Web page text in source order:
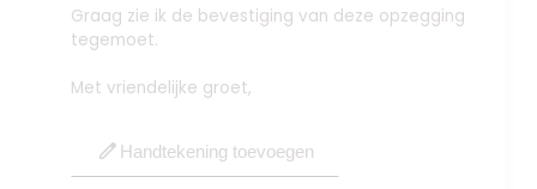
Graag zie ik de bevestiging van deze opzegging
tegemoet.
Met vriendelijke groet,
edit Handtekening toevoegen